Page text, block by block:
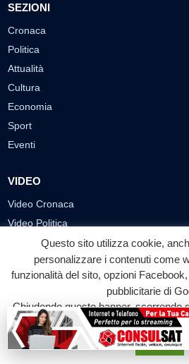
SEZIONI
Cronaca
Politica
Attualità
Cultura
Economia
Sport
Eventi
VIDEO
Video Cronaca
Video Politica
Video Attualità
Video Economia
Video Cultura
Video Tecnologie
Video Curiosità
Questo sito utilizza cookie,
personalizzare i contenuti come
funzionalità del sito, opzioni
pubblicitarie di
Chiudendo questo banner, scorrendo
su qualunque suo elemento
Accetta